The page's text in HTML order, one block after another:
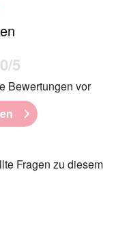
0/5
Bewertungen vor
Fragen zu diesem